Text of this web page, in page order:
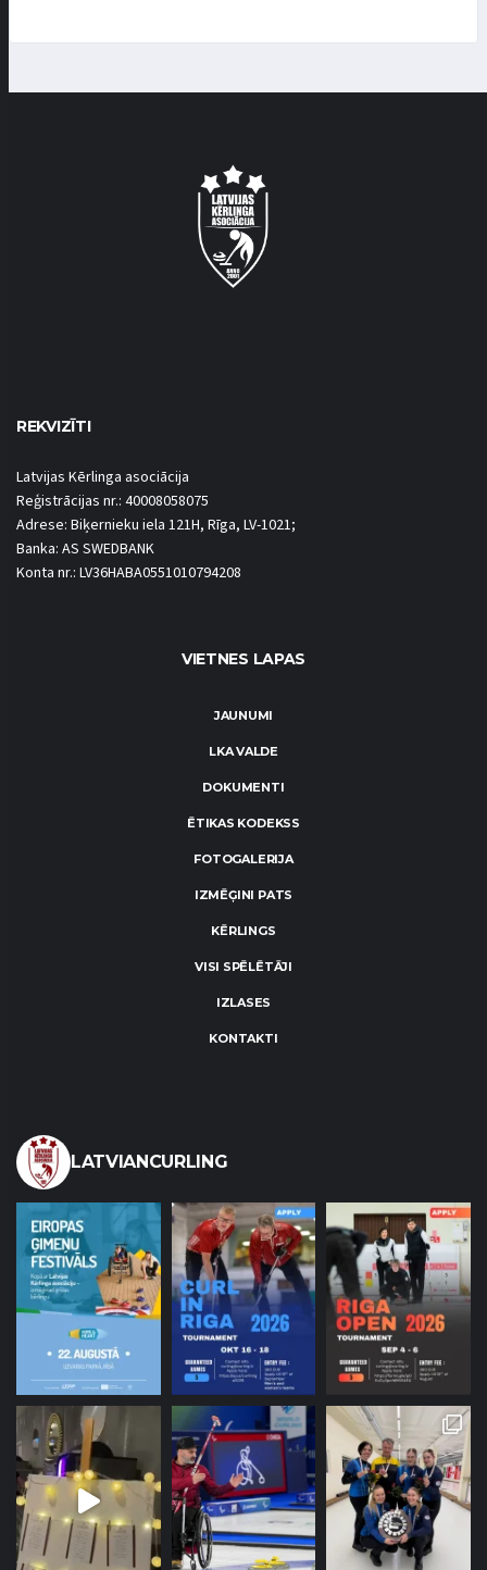
REKVIZĪTI
Latvijas Kērlinga asociācija
Reģistrācijas nr.: 40008058075
Adrese: Biķernieku iela 121H, Rīga, LV-1021;
Banka: AS SWEDBANK
Konta nr.: LV36HABA0551010794208
VIETNES LAPAS
JAUNUMI
LKA VALDE
DOKUMENTI
ĒTIKAS KODEKSS
FOTOGALERIJA
IZMĒĢINI PATS
KĒRLINGS
VISI SPĒLĒTĀJI
IZLASES
KONTAKTI
LATVIANCURLING